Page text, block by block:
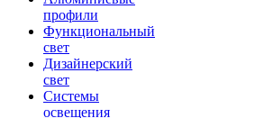
профили
Функциональный
свет
Дизайнерский
свет
Системы
освещения